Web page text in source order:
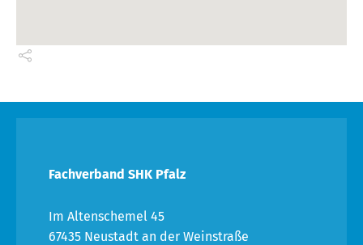
Fachverband SHK Pfalz
Im Altenschemel 45
67435 Neustadt an der Weinstraße